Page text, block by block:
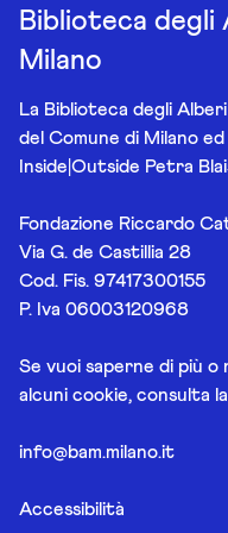
Biblioteca degli
Milano
La Biblioteca degli
del Comune di Milano
Inside|Outside Petra
Fondazione Riccardo
Via G. de Castillia 28
Cod. Fis. 97417300155
P. Iva 06003120968
Se vuoi saperne di più
alcuni cookie, consulta
info@bam.milano.it
Accessibilità